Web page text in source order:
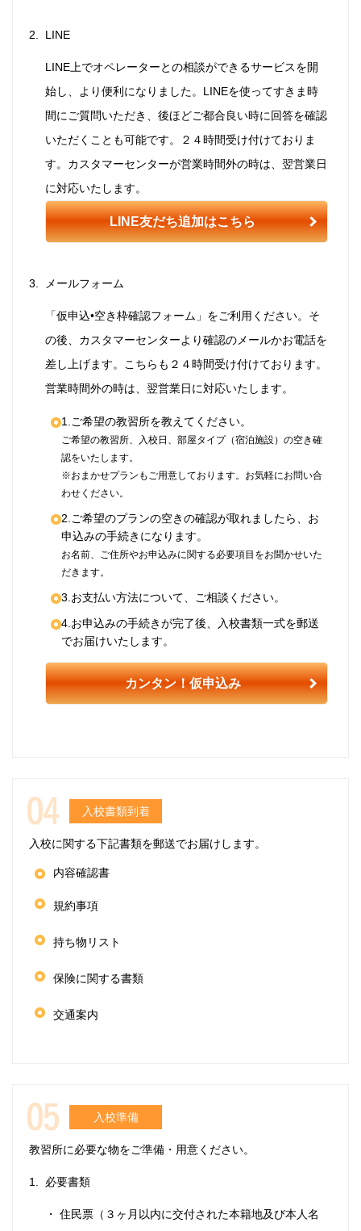
LINE
LINE上でオペレーターとの相談ができるサービスを開
始し、より便利になりました。LINEを使ってすきま時
間にご質問いただき、後ほどご都合良い時に回答を確認
いただくことも可能です。２４時間受け付けておりま
す。カスタマーセンターが営業時間外の時は、翌営業日
に対応いたします。
LINE友だち追加はこちら
メールフォーム
「仮申込•空き枠確認フォーム」をご利用ください。そ
の後、カスタマーセンターより確認のメールかお電話を
差し上げます。こちらも２４時間受け付けております。
営業時間外の時は、翌営業日に対応いたします。
1.ご希望の教習所を教えてください。
ご希望の教習所、入校日、部屋タイプ（宿泊施設）の空き確
認をいたします。
※おまかせプランもご用意しております。お気軽にお問い合
わせください。
2.ご希望のプランの空きの確認が取れましたら、お
申込みの手続きになります。
お名前、ご住所やお申込みに関する必要項目をお聞かせいた
だきます。
3.お支払い方法について、ご相談ください。
4.お申込みの手続きが完了後、入校書類一式を郵送
でお届けいたします。
カンタン！仮申込み
入校書類到着
入校に関する下記書類を郵送でお届けします。
内容確認書
規約事項
持ち物リスト
保険に関する書類
交通案内
入校準備
教習所に必要な物をご準備・用意ください。
必要書類
・ 住民票（３ヶ月以内に交付された本籍地及び本人名